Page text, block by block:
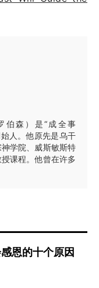
伯森）是“成全事
人。他原先是乌干
学院、威斯敏斯特
课程。他曾在许多
恩的十个原因